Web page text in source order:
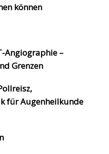
können
Angiographie –
Grenzen
für Augenheilkunde